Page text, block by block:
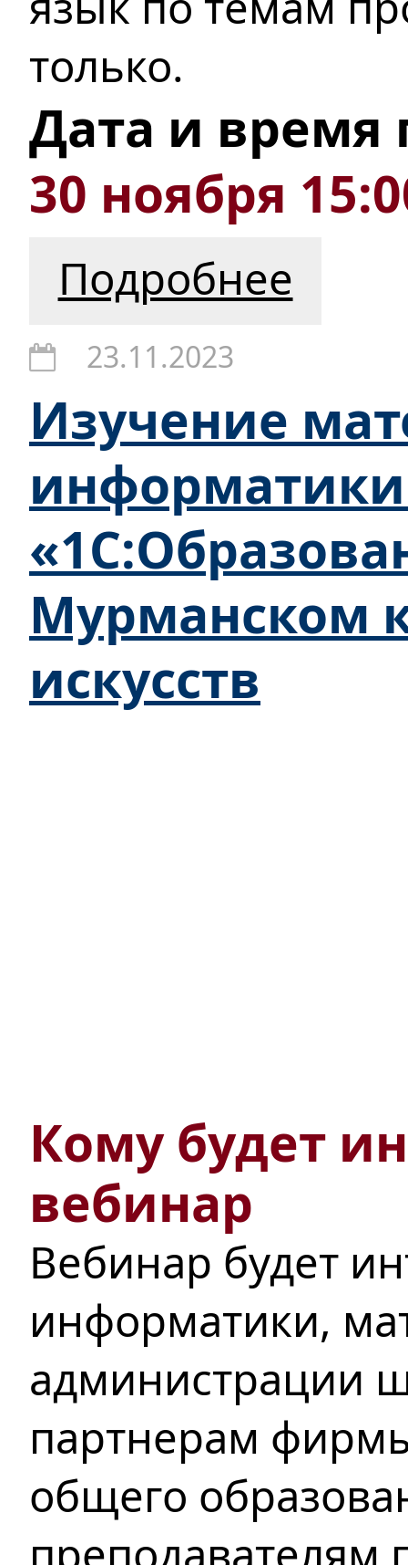
только.
Дата и время
30 ноября
Подробнее
23.11.2023
Изучение
Мурманском
искусств
Кому будет
вебинар
Вебинар будет
информатики,
администрации
партнерам
общего